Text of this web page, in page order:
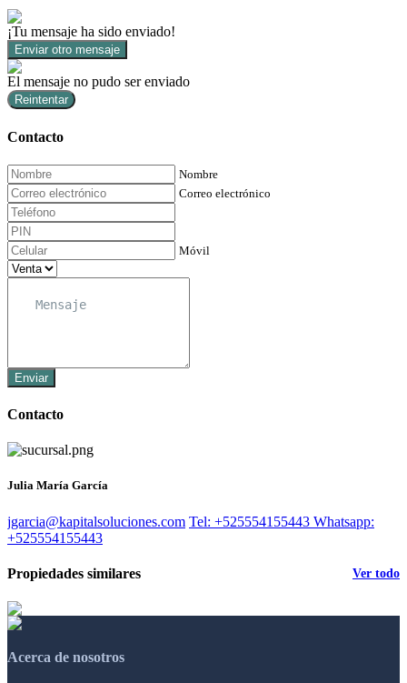
¡Tu mensaje ha sido enviado!
Enviar otro mensaje
El mensaje no pudo ser enviado
Reintentar
Contacto
Nombre
Correo electrónico
Móvil
Enviar
Contacto
Julia María García
jgarcia@kapitalsoluciones.com Tel: +525554155443 Whatsapp:
+525554155443
Propiedades similares Ver todo
Acerca de nosotros